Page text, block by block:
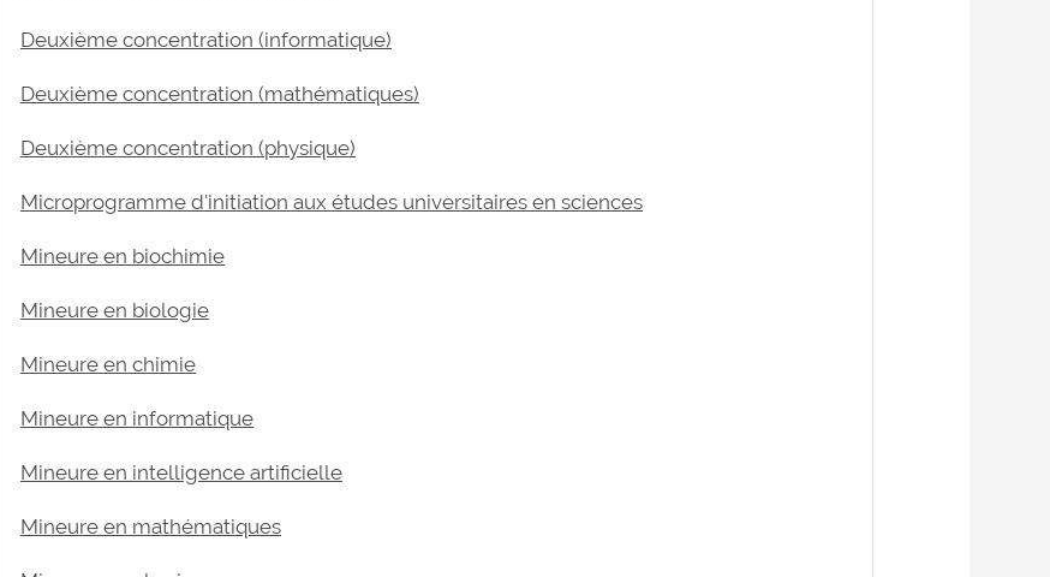
Deuxième concentration (informatique)
Deuxième concentration (mathématiques)
Deuxième concentration (physique)
Microprogramme d'initiation aux études universitaires en sciences
Mineure en biochimie
Mineure en biologie
Mineure en chimie
Mineure en informatique
Mineure en intelligence artificielle
Mineure en mathématiques